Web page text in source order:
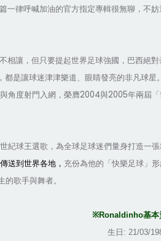
律呼喊加油的官方指定專輯很無聊，不
讓，但只要提起世界足球強國，巴西絕
都是讓球迷津津樂道、眼睛發亮的非凡球星
角度射門入網， 榮膺2004與2005年兩屆
紀球王選歌，為全球足球迷們量身打造一
送到世界各地， 充份為他的「快樂足球」
歌手與舞者。
※Ronaldinho基
生日 : 21/03/